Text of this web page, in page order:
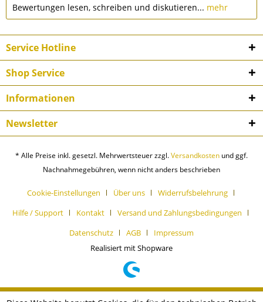
Bewertungen lesen, schreiben und diskutieren... mehr
Service Hotline
Shop Service
Informationen
Newsletter
* Alle Preise inkl. gesetzl. Mehrwertsteuer zzgl.Versandkosten und ggf.
Nachnahmegebühren, wenn nicht anders beschrieben
Cookie-Einstellungen Über uns
Widerrufsbelehrung
Hilfe / Support
Kontakt
Versand und Zahlungsbedingungen
Datenschutz
AGB
Impressum
Realisiert mit Shopware